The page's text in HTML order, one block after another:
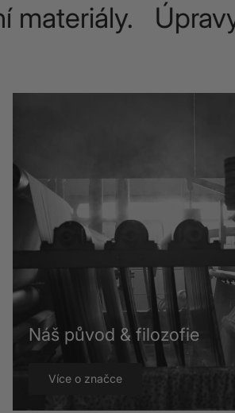
materiály.
Náš původ & filozofie
Více o značce